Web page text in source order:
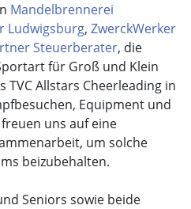
Mandelbrennerei
Ludwigsburg, ZwerckWerker
Steuerberater, die
für Groß und Klein
TVC Allstars Cheerleading in
Equipment und
uns auf eine
um solche
beizubehalten.
Seniors sowie beide